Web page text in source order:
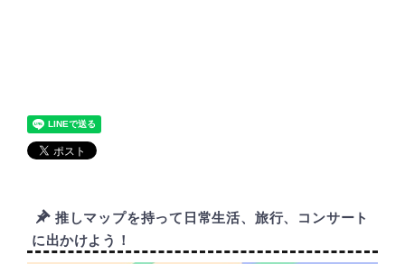
推しマップを持って日常生活、旅行、コンサート
に出かけよう！